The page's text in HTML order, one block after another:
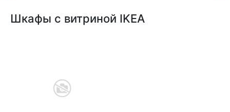
Шкафы с витриной IKEA